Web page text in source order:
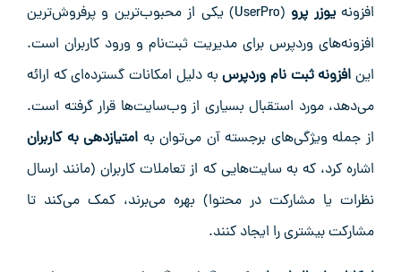
افزونهیوزر پرو
(UserPro) یکی از محبوب‌ترین و پرفروش‌ترین
افزونه‌های وردپرس برای مدیریت ثبت‌نام و ورود کاربران است.
این افزونه ثبت نام وردپرسبه دلیل امکانات گسترده‌ای که ارائه
می‌دهد، مورد استقبال بسیاری از وب‌سایت‌ها قرار گرفته است.
از جمله ویژگی‌های برجسته آن می‌توان به امتیازدهی به کاربران
اشاره کرد، که به سایت‌هایی که از تعاملات کاربران (مانند ارسال
نظرات یا مشارکت در محتوا) بهره می‌برند، کمک می‌کند تا
مشارکت بیشتری را ایجاد کنند.